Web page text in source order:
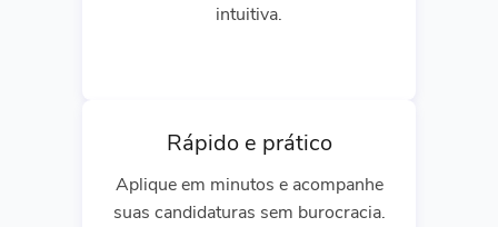
intuitiva.
Rápido e prático
Aplique em minutos e acompanhe
suas candidaturas sem burocracia.